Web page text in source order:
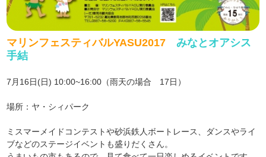
マリンフェスティバルYASU2017 みなとオアシス
手結
7月16日(日) 10:00~16:00（雨天の場合 17日）
場所：ヤ・シィパーク
ミスマーメイドコンテストや砂浜鉄人ボートレース、
ダンスやライ
ブなどのステージイベントも盛りだくさん。